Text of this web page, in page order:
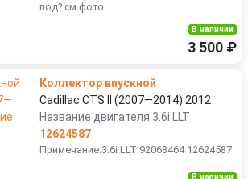
под? см.фото
В наличии
3 500 ₽
Коллектор впускной
Cadillac CTS II (2007—2014) 2012
Название двигателя 3.6i LLT
12624587
Примечание:3.6i LLT 92068464 12624587